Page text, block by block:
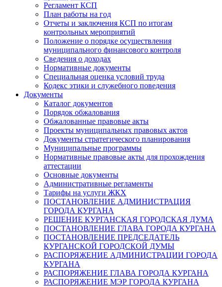
Регламент КСП
План работы на год
Отчеты и заключения КСП по итогам
контрольных мероприятий
Положение о порядке осуществления
муниципального финансового контроля
Сведения о доходах
Нормативные документы
Специальная оценка условий труда
Кодекс этики и служебного поведения
Документы
Каталог документов
Порядок обжалования
Обжалованные правовые акты
Проекты муниципальных правовых актов
Документы стратегического планирования
Муниципальные программы
Нормативные правовые акты для прохождения
аттестации
Основные документы
Административные регламенты
Тарифы на услуги ЖКХ
ПОСТАНОВЛЕНИЕ АДМИНИСТРАЦИЯ
ГОРОДА КУРГАНА
РЕШЕНИЕ КУРГАНСКАЯ ГОРОДСКАЯ ДУМА
ПОСТАНОВЛЕНИЕ ГЛАВА ГОРОДА КУРГАНА
ПОСТАНОВЛЕНИЕ ПРЕДСЕДАТЕЛЬ
КУРГАНСКОЙ ГОРОДСКОЙ ДУМЫ
РАСПОРЯЖЕНИЕ АДМИНИСТРАЦИИ ГОРОДА
КУРГАНА
РАСПОРЯЖЕНИЕ ГЛАВА ГОРОДА КУРГАНА
РАСПОРЯЖЕНИЕ МЭР ГОРОДА КУРГАНА